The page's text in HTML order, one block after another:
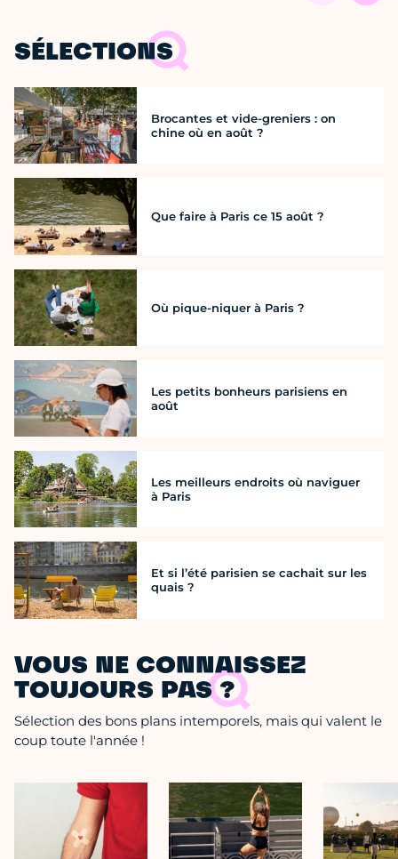
SÉLECTIONS
Brocantes et vide-greniers : on
chine où en août ?
Que faire à Paris ce 15 août ?
Où pique-niquer à Paris ?
Les petits bonheurs parisiens en
août
Les meilleurs endroits où naviguer
à Paris
Et si l’été parisien se cachait sur les
quais ?
VOUS NE CONNAISSEZ
TOUJOURS PAS ?
Sélection des bons plans intemporels, mais qui valent le
coup toute l'année !